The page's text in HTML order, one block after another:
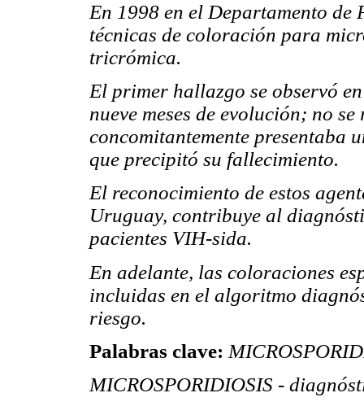
En 1998 en el Departamento
técnicas de coloración para
tricrómica.
El primer hallazgo se observó
nueve meses de evolución; no
concomitantemente presentaba
que precipitó su fallecimiento.
El reconocimiento de estos
Uruguay, contribuye al
pacientes VIH-sida.
En adelante, las coloraciones
incluidas en el algoritmo
riesgo.
Palabras clave:
MICROSPORIDIOSIS -